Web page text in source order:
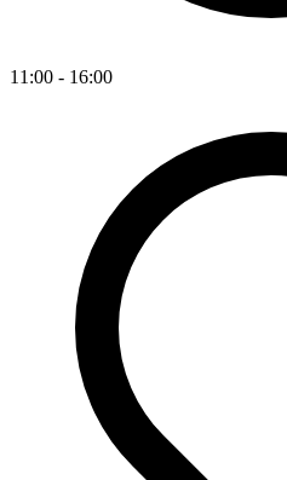
11:00 - 16:00